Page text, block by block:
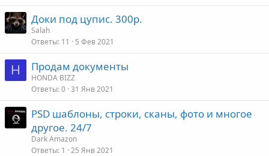
Доки под цупис. 300р.
Salah
Ответы 11 5 Фев 2021
H Продам документы
HONDA BIZZ
Ответы 0 31 Янв 2021
PSD шаблоны, строки, сканы, фото и многое
другое. 24/7
Dark Amazon
Ответы 1 25 Янв 2021